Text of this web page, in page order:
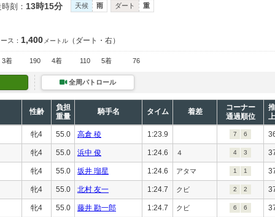
刻： 13時15分 天候 雨 ダート 重
ス： 1,400 メートル （ダート・右）
3着 190 4着 110 5着 76
全周パトロール
性齢
負担
重量
騎手名 タイム 着差
コーナー
通過順位
牝4 55.0 高倉 稜 1:23.9 7 6
牝4 55.0 浜中 俊 1:24.6 ４ 4 3
牝4 55.0 坂井 瑠星 1:24.6 アタマ 1 1
牝4 55.0 北村 友一 1:24.7 クビ 2 2
牝4 55.0 藤井 勘一郎 1:24.7 クビ 6 6